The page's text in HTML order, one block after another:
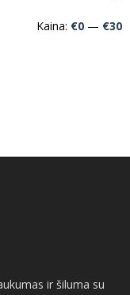
Kaina: €0 — €30
ir šiluma su